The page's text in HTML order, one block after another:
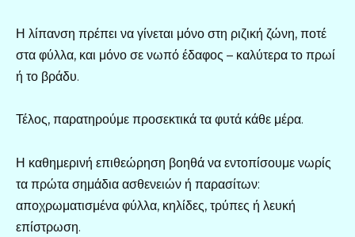
Η λίπανση πρέπει να γίνεται μόνο στη ριζική ζώνη, ποτέ
στα φύλλα, και μόνο σε νωπό έδαφος – καλύτερα το πρωί
ή το βράδυ.
Τέλος, παρατηρούμε προσεκτικά τα φυτά κάθε μέρα.
Η καθημερινή επιθεώρηση βοηθά να εντοπίσουμε νωρίς
τα πρώτα σημάδια ασθενειών ή παρασίτων:
αποχρωματισμένα φύλλα, κηλίδες, τρύπες ή λευκή
επίστρωση.